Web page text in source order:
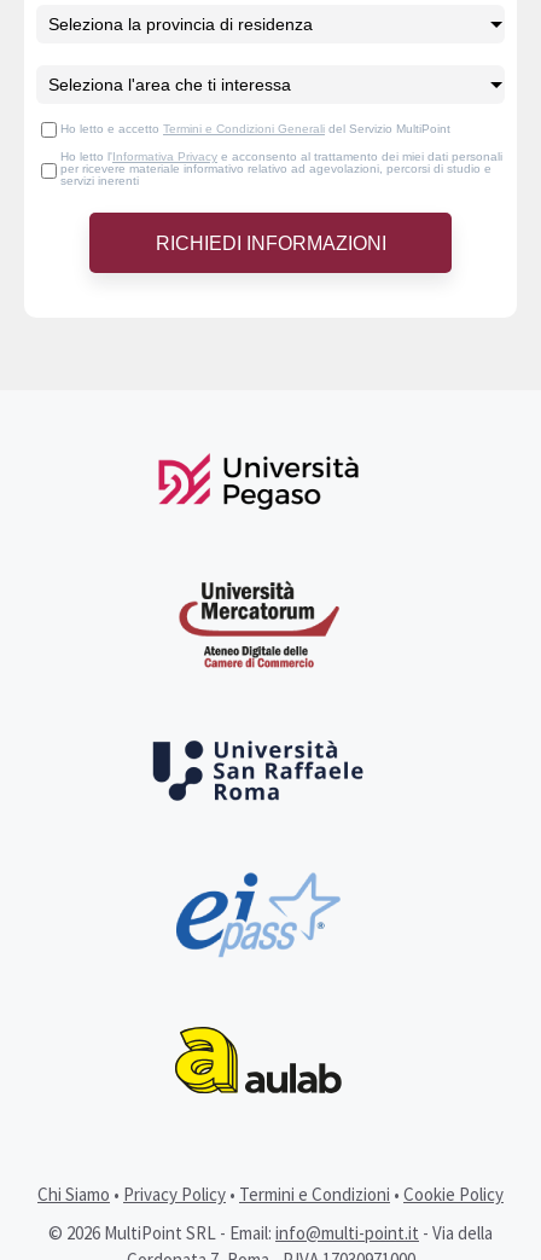
Ho letto e accetto Termini e Condizioni Generali del Servizio MultiPoint
Ho letto l'Informativa Privacy e acconsento al trattamento dei miei dati personali
per ricevere materiale informativo relativo ad agevolazioni, percorsi di studio e
servizi inerenti
Chi Siamo • Privacy Policy • Termini e Condizioni • Cookie Policy
© 2026 MultiPoint SRL - Email: info@multi-point.it - Via della